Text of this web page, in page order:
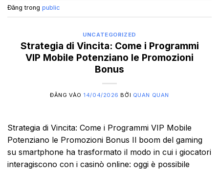
Đăng trong public
UNCATEGORIZED
Strategia di Vincita: Come i Programmi
VIP Mobile Potenziano le Promozioni
Bonus
ĐĂNG VÀO 14/04/2026 BỞI QUAN QUAN
Strategia di Vincita: Come i Programmi VIP Mobile
Potenziano le Promozioni Bonus Il boom del gaming
su smartphone ha trasformato il modo in cui i giocatori
interagiscono con i casinò online: oggi è possibile